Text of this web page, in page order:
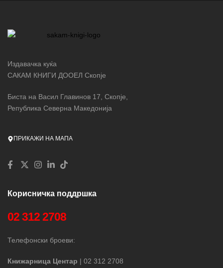
Издавачка куќа
САКАМ КНИГИ ДООЕЛ Скопје
Биста на Васил Главинов 17, Скопје,
Република Северна Македонија
ПРИКАЖИ НА МАПА
Корисничка поддршка
02 312 2708
Телефонски броеви:
Книжарница Центар | 02 312 2708